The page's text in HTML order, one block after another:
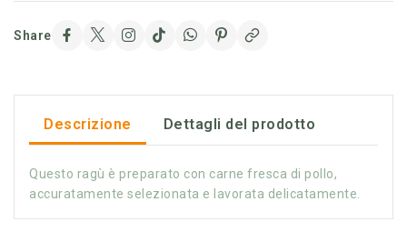
Share
Descrizione Dettagli del prodotto
Questo ragù è preparato con carne fresca di pollo,
accuratamente selezionata e lavorata delicatamente.